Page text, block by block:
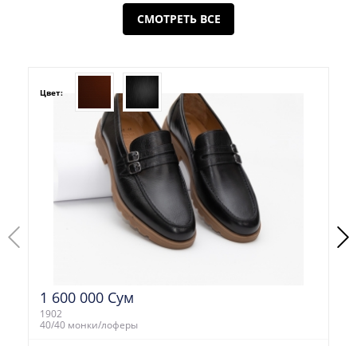
СМОТРЕТЬ ВСЕ
Цвет:
1 600 000 Сум
1902
40/40 монки/лоферы